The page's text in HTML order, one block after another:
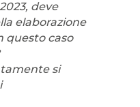
deve
elaborazione
questo caso
si